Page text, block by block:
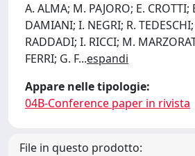
A. ALMA; M. PAJORO; E. CROTTI;
DAMIANI; I. NEGRI; R.
RADDADI; I. RICCI; M.
FERRI; G. F...espandi
Appare nelle tipologie:
04B-Conference paper in rivista
File in questo prodotto: